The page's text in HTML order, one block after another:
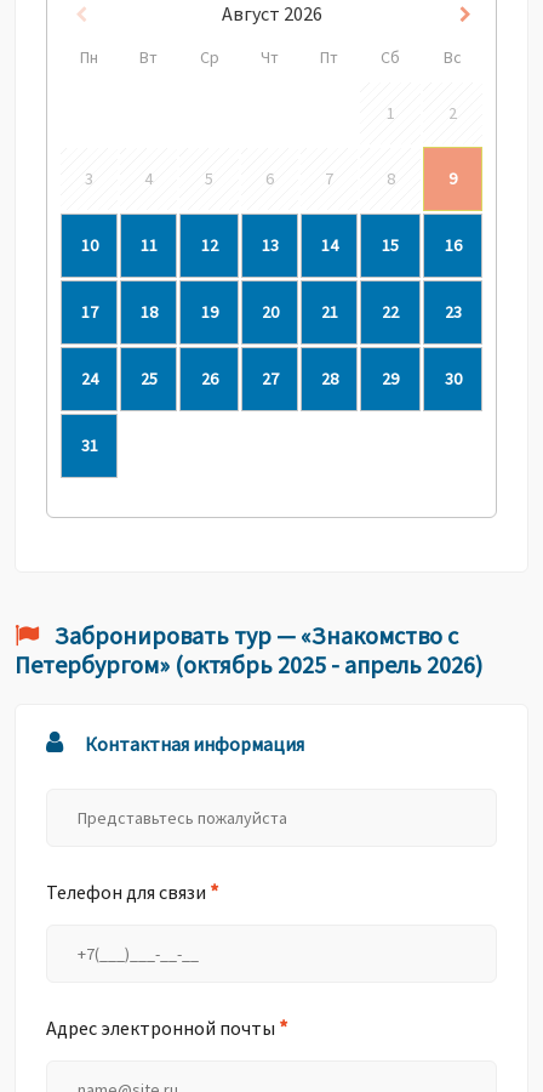
Пред
Август 2026
Пн Вт Ср Чт Пт Сб Вс
1 2
3 4 5 6 7 8 9
10 11 12 13 14 15 16
17 18 19 20 21 22 23
24 25 26 27 28 29 30
31
Забронировать тур — «Знакомство с
Петербургом» (октябрь 2025 - апрель 2026)
Контактная информация
Телефон для связи *
Адрес электронной почты *